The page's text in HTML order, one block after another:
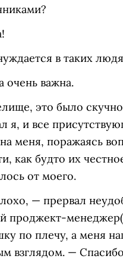
в таких
очень важна.
это было
я, и все
меня, поражаясь
как будто их
от моего.
— прервал
проджект-
по плечу, а меня
взглядом. —